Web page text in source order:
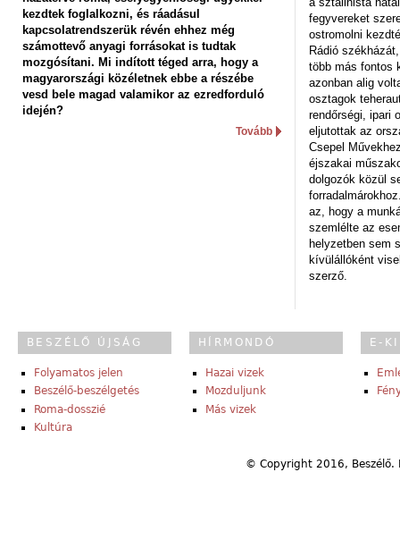
kezdtek foglalkozni, és ráadásul
kapcsolatrendszerük révén ehhez még
számottevő anyagi forrásokat is tudtak
mozgósítani. Mi indított téged arra, hogy a
magyarországi közéletnek ebbe a részébe
vesd bele magad valamikor az ezredforduló
idején?
Tovább
fegyvereket
ostromolni
Rádió
több más fontos
azonban alig
osztagok
rendőrségi, ipari
eljutottak az
Csepel
éjszakai
dolgozók közül
az, hogy a
szemlélte az
helyzetben sem
kívülállóként
szerző.
BESZÉLŐ ÚJSÁG
Folyamatos jelen
Beszélő-beszélgetés
Roma-dosszié
Kultúra
HÍRMONDÓ
Hazai vizek
Mozduljunk
Más vizek
E-
© Copyright 2016,